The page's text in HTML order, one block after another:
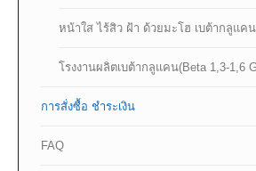
หน้าใส ไร้สิว ฝ้า ด้วยมะโฮ เบต้ากลูแค
โรงงานผลิตเบต้ากลูแคน(Beta 1,3-1,6
การสั่งซื้อ ชำระเงิน
FAQ